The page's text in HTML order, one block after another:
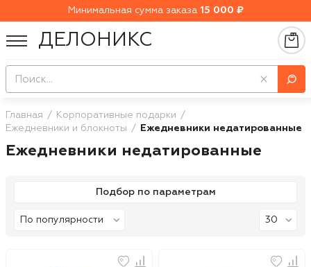
Минимальная сумма заказа 15 000 ₽
ДЕЛОНИКС
Главная
Корпоративные подарки
Ежедневники и блокноты
Ежедневники недатированные
Ежедневники недатированные
Подбор по параметрам